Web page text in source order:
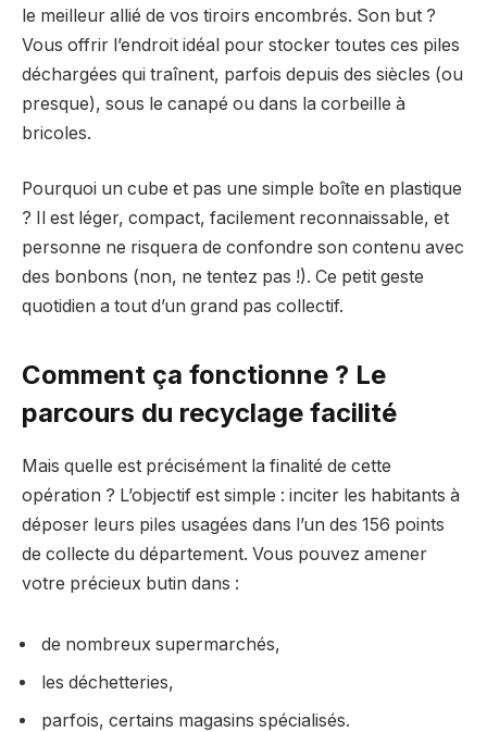
le meilleur allié de vos tiroirs encombrés. Son but ?
Vous offrir l’endroit idéal pour stocker toutes ces piles
déchargées qui traînent, parfois depuis des siècles (ou
presque), sous le canapé ou dans la corbeille à
bricoles.
Pourquoi un cube et pas une simple boîte en plastique
? Il est léger, compact, facilement reconnaissable, et
personne ne risquera de confondre son contenu avec
des bonbons (non, ne tentez pas !). Ce petit geste
quotidien a tout d’un grand pas collectif.
Comment ça fonctionne ? Le
parcours du recyclage facilité
Mais quelle est précisément la finalité de cette
opération ? L’objectif est simple : inciter les habitants à
déposer leurs piles usagées dans l’un des 156 points
de collecte du département. Vous pouvez amener
votre précieux butin dans :
de nombreux supermarchés,
les déchetteries,
parfois, certains magasins spécialisés.